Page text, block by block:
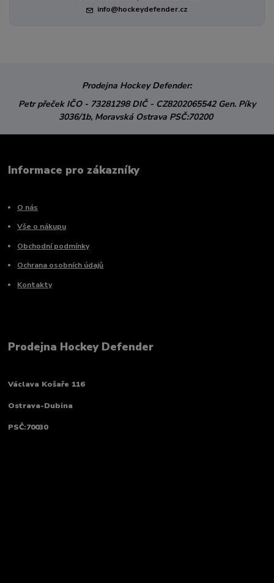
info@hockeydefender.cz
Prodejna Hockey Defender:
Petr přeček IČO - 73281298DIČ - CZ8202065542 Gen. Píky
3036/1b, Moravská Ostrava PSČ:70200
Informace pro zákazníky
O nás
Vše o nákupu
Obchodní podmínky
Ochrana osobních údajů
Kontakty
Prodejna Hockey Defender
Václava Košaře 116
Ostrava-Dubina
PSČ:70030